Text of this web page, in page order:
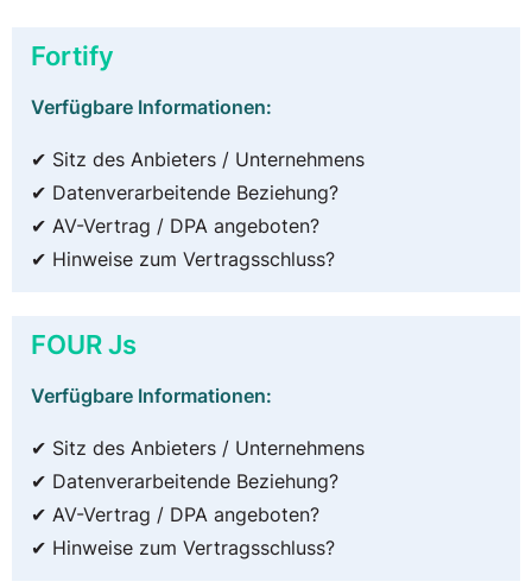
Fortify
Verfügbare Informationen:
✔ Sitz des Anbieters / Unternehmens
✔ Datenverarbeitende Beziehung?
✔ AV-Vertrag / DPA angeboten?
✔ Hinweise zum Vertragsschluss?
FOUR Js
Verfügbare Informationen:
✔ Sitz des Anbieters / Unternehmens
✔ Datenverarbeitende Beziehung?
✔ AV-Vertrag / DPA angeboten?
✔ Hinweise zum Vertragsschluss?